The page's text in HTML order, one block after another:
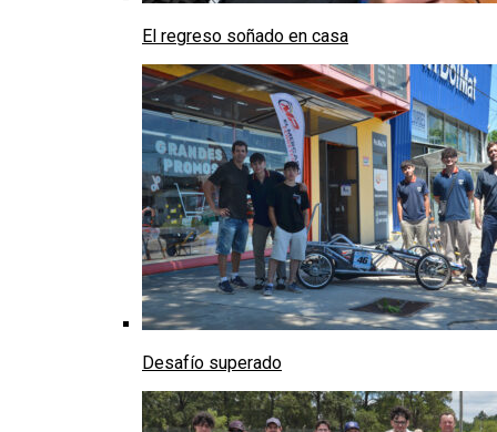
El regreso soñado en casa
Desafío superado